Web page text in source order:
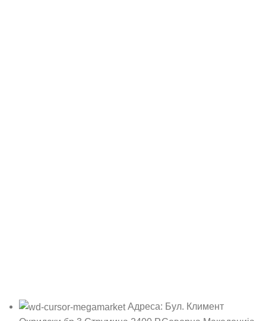
Адреса: Бул. Климент